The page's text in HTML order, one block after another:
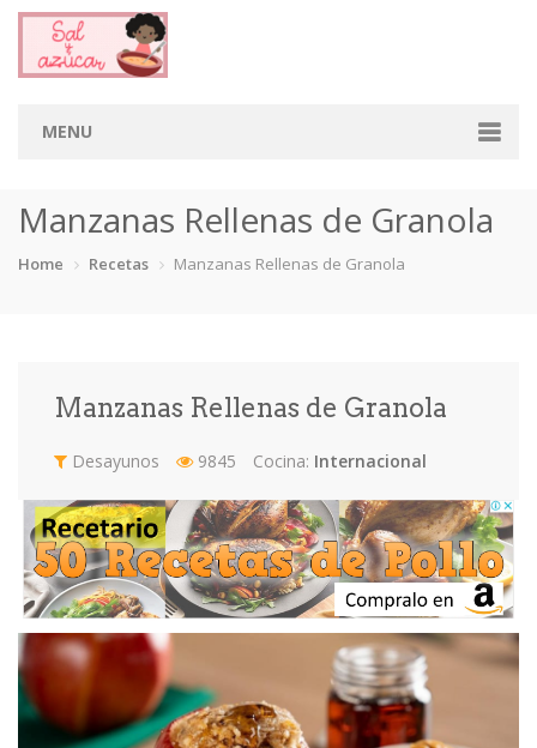
MENU
Categorias
Ensaladas Equipment Frutas Galletas
Gelatinas Guarnicion… Helados Hot Dogs
Huevos Mariscos Mermeladas Muffins
Panes Para Niños Pastas
Manzanas Rellenas de Granola
Home Recetas Manzanas Rellenas de Granola
Manzanas Rellenas de Granola
Desayunos 9845 Cocina: Internacional